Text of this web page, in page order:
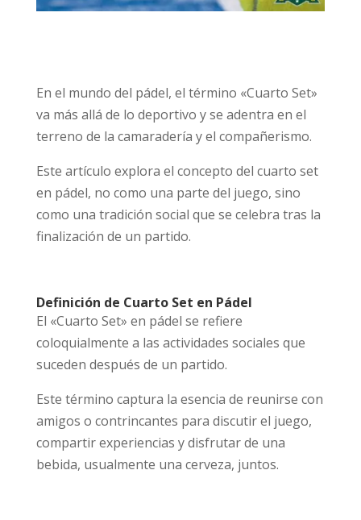
En el mundo del pádel, el término «Cuarto Set»
va más allá de lo deportivo y se adentra en el
terreno de la camaradería y el compañerismo.
Este artículo explora el concepto del cuarto set
en pádel, no como una parte del juego, sino
como una tradición social que se celebra tras la
finalización de un partido.
Definición de Cuarto Set en Pádel
El «Cuarto Set» en pádel se refiere
coloquialmente a las actividades sociales que
suceden después de un partido.
Este término captura la esencia de reunirse con
amigos o contrincantes para discutir el juego,
compartir experiencias y disfrutar de una
bebida, usualmente una cerveza, juntos.